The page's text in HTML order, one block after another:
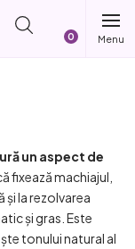
un aspect de
fixează machiajul,
și la rezolvarea
și gras. Este
tonului natural al